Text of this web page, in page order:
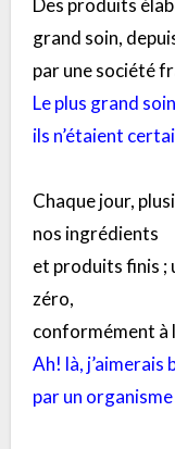
Des produits
grand soin,
par une société
Le plus grand
ils n’étaient
Chaque jour,
nos ingrédients
et produits finis ;
zéro,
conformément à
Ah! là,
par un